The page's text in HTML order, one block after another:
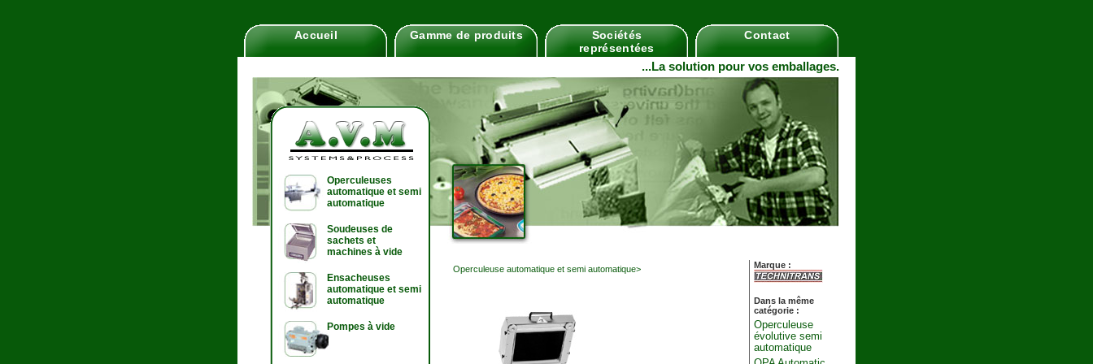
Accueil Gamme de produits
Sociétés
représentées
Contact
...La solution pour vos emballages.
Operculeuses
automatique et semi
automatique
Soudeuses de
sachets et
machines à vide
Ensacheuses
automatique et semi
automatique
Pompes à vide
Marque :
Dans la même
catégorie :
Operculeuse
évolutive semi
automatique
Operculeuse automatique et semi automatique>